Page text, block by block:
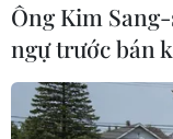
Ông Kim
ngự trước bán